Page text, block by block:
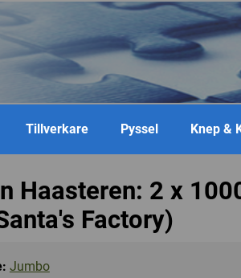
Tillverkare Pyssel Knep &
Haasteren: 2 x
Factory)
Jumbo